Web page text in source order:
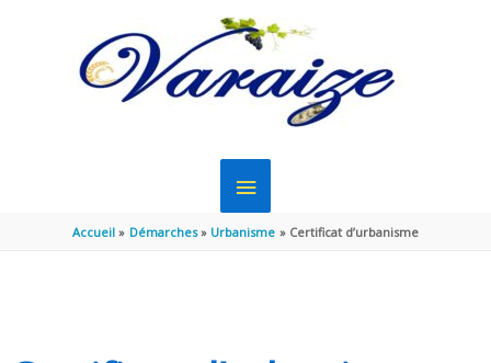
MENU
PRINCIPAL
Accueil Démarches Urbanisme Certificat d’urbanisme